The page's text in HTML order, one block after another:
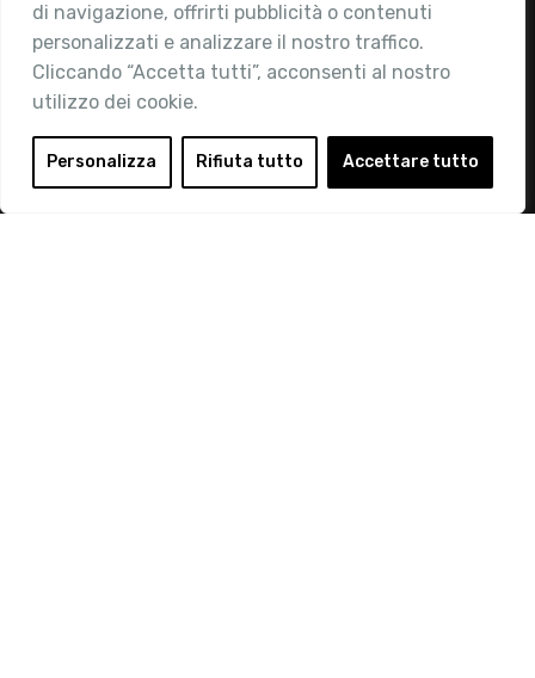
di navigazione, offrirti pubblicità o contenuti
personalizzati e analizzare il nostro traffico.
Cliccando “Accetta tutti”, acconsenti al nostro
utilizzo dei cookie.
Personalizza Rifiuta tutto Accettare tutto
Attività
Contatti
Area Riservata
Login
Diventa Socio